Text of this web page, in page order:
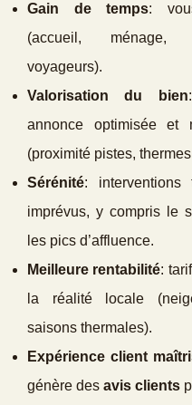
Gain de temps:
(accueil, ménage,
voyageurs).
Valorisation du bien
annonce optimisée
(proximité pistes,
Sérénité: interventions
imprévus, y compris le
les pics d’affluence.
Meilleure rentabilité:
la réalité locale
saisons thermales).
Expérience client
génère desavis clients